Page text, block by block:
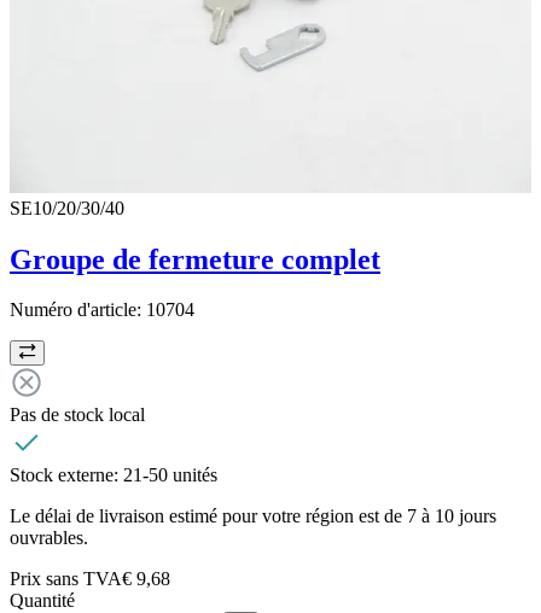
SE10/20/30/40
Groupe de fermeture complet
Numéro d'article: 10704
Pas de stock local
Stock externe: 21-50 unités
Le délai de livraison estimé pour votre région est de 7 à 10 jours
ouvrables.
Prix sans TVA€ 9,68
Quantité